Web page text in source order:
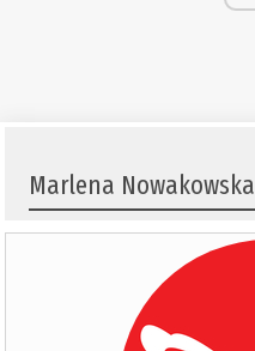
Marlena Nowakowska